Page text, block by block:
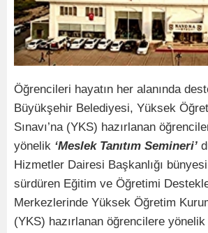
Öğrencileri hayatın her alanında
Büyükşehir Belediyesi, Yüksek
Sınavı’na (YKS) hazırlanan
yönelik ‘Meslek Tanıtım Semineri’
Hizmetler Dairesi Başkanlığı
sürdüren Eğitim ve Öğretimi
Merkezlerinde Yüksek Öğretim
(YKS) hazırlanan öğrencilere